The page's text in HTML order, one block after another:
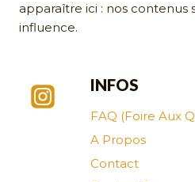
apparaître ici : nos contenus
influence.
INFOS
FAQ (Foire Aux
A Propos
Contact